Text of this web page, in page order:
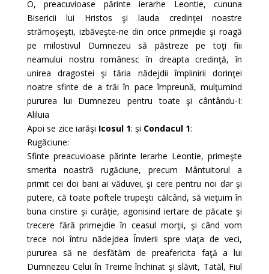
O, preacuvioase părinte ierarhe Leontie, cununa
Bisericii lui Hristos şi lauda credinţei noastre
strămoşeşti, izbăveşte-ne din orice primejdie şi roagă
pe milostivul Dumnezeu să păstreze pe toţi fiii
neamului nostru românesc în dreapta credinţă, în
unirea dragostei şi tăria nădejdii împlinirii dorinţei
noatre sfinte de a trăi în pace împreună, mulţumind
pururea lui Dumnezeu pentru toate şi cântându-I:
Aliluia
Apoi se zice iarăşi Icosul 1: și Condacul 1:
Rugăciune:
Sfinte preacuvioase părinte Ierarhe Leontie, primeşte
smerita noastră rugăciune, precum Mântuitorul a
primit cei doi bani ai văduvei, şi cere pentru noi dar şi
putere, că toate poftele trupeşti călcând, să vieţuim în
buna cinstire şi curăţie, agonisind iertare de păcate şi
trecere fără primejdie în ceasul morţii, şi când vom
trece noi întru nădejdea Învierii spre viaţa de veci,
pururea să ne desfătăm de preafericita faţă a lui
Dumnezeu Celui în Treime închinat şi slăvit, Tatăl, Fiul